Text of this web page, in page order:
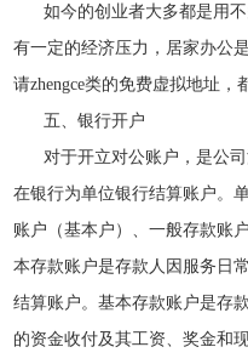
如今的创业者大多都是用
有一定的经济压力，居家办公
请zhengce类的免费虚拟地址，
五、银行开户
对于开立对公账户，是公
在银行为单位银行结算账户。
账户（基本户）、一般存款账
本存款账户是存款人因服务日
结算账户。基本存款账户是存
的资金收付及其工资、奖金和